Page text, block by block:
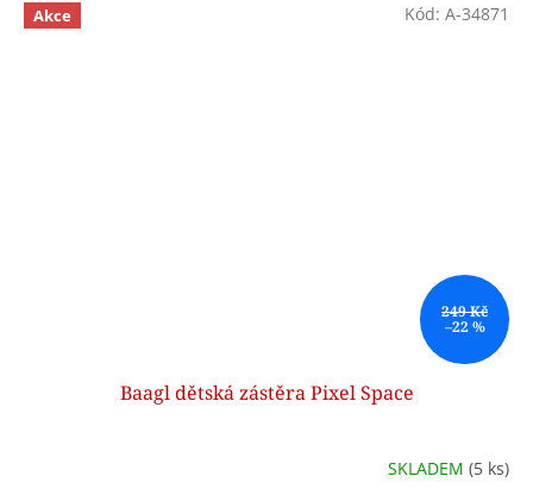
Akce
249 Kč
–22 %
Baagl dětská zástěra Pixel Space
SKLADEM (5 ks)
Kód: A-34871